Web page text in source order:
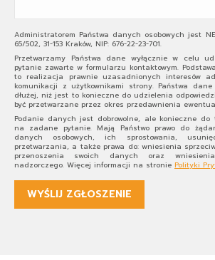
Administratorem Państwa danych osobowych jest
65/502, 31-153 Kraków, NIP: 676-22-23-701.
Przetwarzamy Państwa dane wyłącznie w celu
pytanie zawarte w formularzu kontaktowym.
to realizacja prawnie uzasadnionych interesów
komunikacji z użytkownikami strony. Państwa
dłużej, niż jest to konieczne do udzielenia
być przetwarzane przez okres przedawnienia
Podanie danych jest dobrowolne, ale konieczne do
na zadane pytanie. Mają Państwo prawo do
danych osobowych, ich sprostowania,
przetwarzania, a także prawa do: wniesienia
przenoszenia swoich danych oraz
nadzorczego. Więcej informacji na stronie Polityki